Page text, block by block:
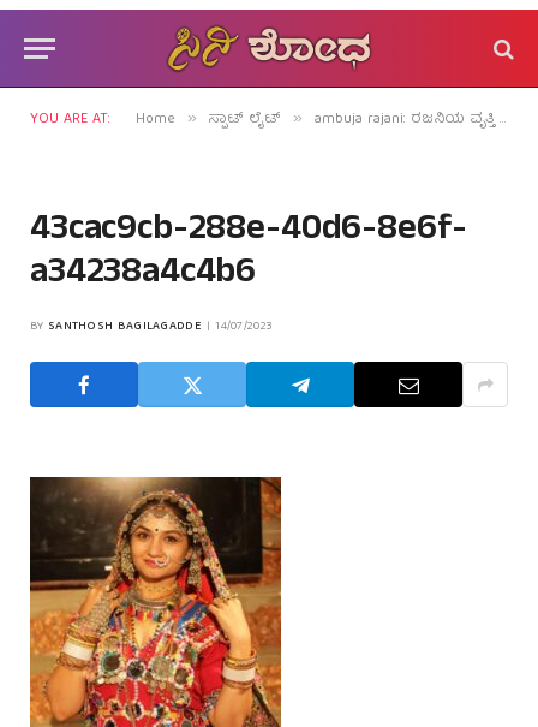
YOU ARE AT: Home » ಸ್ಪಾಟ್ ಲೈಟ್ » ambuja rajani: ರಜನಿಯ ವೃತ್ತಿ ಬದುಕಿನ ದಿಕ್ಕು ಬದಲಾದೀತಾ?
43cac9cb-288e-40d6-8e6f-
a34238a4c4b6
BY SANTHOSH BAGILAGADDE 14/07/2023